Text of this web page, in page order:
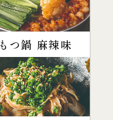
もつ鍋 麻辣味